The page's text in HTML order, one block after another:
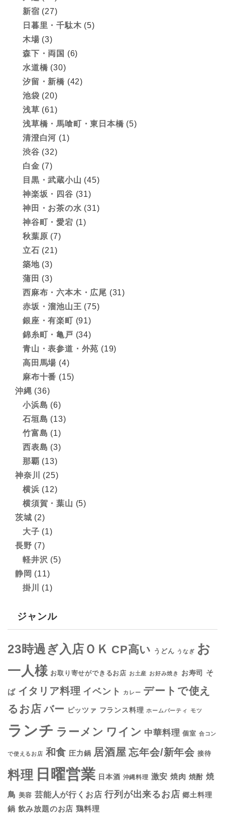
新宿 (27)
日暮里・千駄木 (5)
木場 (3)
森下・両国 (6)
水道橋 (30)
汐留・新橋 (42)
池袋 (20)
浅草 (61)
浅草橋・馬喰町・東日本橋 (5)
清澄白河 (1)
渋谷 (32)
白金 (7)
目黒・武蔵小山 (45)
神楽坂・四谷 (31)
神田・お茶の水 (31)
神谷町・愛宕 (1)
秋葉原 (7)
立石 (21)
築地(3)
蒲田 (3)
西麻布・六本木・広尾 (31)
赤坂・溜池山王 (75)
銀座・有楽町 (91)
錦糸町・亀戸 (34)
青山・表参道・外苑 (19)
高田馬場 (4)
麻布十番 (15)
沖縄 (36)
小浜島 (6)
石垣島 (13)
竹富島 (1)
西表島 (3)
那覇 (13)
神奈川
(25)
横浜 (12)
横須賀・葉山 (5)
茨城 (2)
大子 (1)
長野 (7)
軽井沢 (5)
静岡 (11)
掛川
(1)
ジャンル
23時過ぎ入店ＯＫ CP高い うどん うなぎ お
一人様 お取り寄せができるお店 お土産 お好み焼き お寿司 そ
ば イタリア料理 イベント カレー デートで使え
るお店 バー ピッツァ フランス料理 ホームパーティ モツ
ランチ ラーメン ワイン 中華料理 個室 合コン
で使えるお店 和食 圧力鍋 居酒屋 忘年会/新年会 接待
料理 日曜営業 日本酒 沖縄料理 激安 焼肉 焼酎 焼
鳥 美容 芸能人が行くお店 行列が出来るお店 郷土料理
鍋 飲み放題のお店 鶏料理